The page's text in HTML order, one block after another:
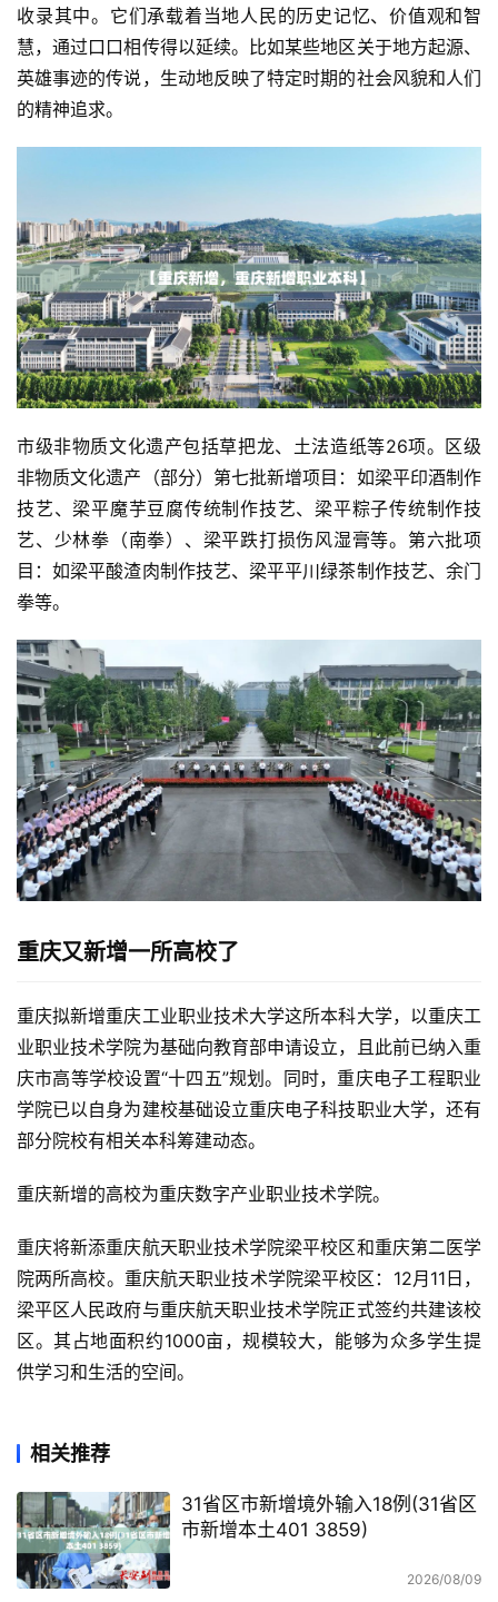
收录其中。它们承载着当地人民的历史记忆、价值观和智
慧，通过口口相传得以延续。比如某些地区关于地方起源、
英雄事迹的传说，生动地反映了特定时期的社会风貌和人们
的精神追求。
市级非物质文化遗产包括草把龙、土法造纸等26项。区级
非物质文化遗产（部分）第七批新增项目：如梁平印酒制作
技艺、梁平魔芋豆腐传统制作技艺、梁平粽子传统制作技
艺、少林拳（南拳）、梁平跌打损伤风湿膏等。第六批项
目：如梁平酸渣肉制作技艺、梁平平川绿茶制作技艺、余门
拳等。
重庆又新增一所高校了
重庆拟新增重庆工业职业技术大学这所本科大学，以重庆工
业职业技术学院为基础向教育部申请设立，且此前已纳入重
庆市高等学校设置“十四五”规划。同时，重庆电子工程职业
学院已以自身为建校基础设立重庆电子科技职业大学，还有
部分院校有相关本科筹建动态。
重庆新增的高校为重庆数字产业职业技术学院。
重庆将新添重庆航天职业技术学院梁平校区和重庆第二医学
院两所高校。重庆航天职业技术学院梁平校区：12月11日，
梁平区人民政府与重庆航天职业技术学院正式签约共建该校
区。其占地面积约1000亩，规模较大，能够为众多学生提
供学习和生活的空间。
相关推荐
31省区市新增境外输入18例(31省区
市新增本土401 3859)
2026/08/09